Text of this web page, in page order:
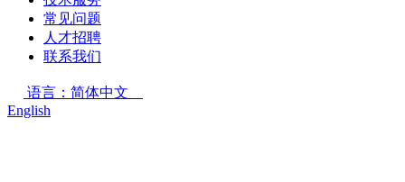
常见问题
人才招聘
联系我们
语言：简体中文
English